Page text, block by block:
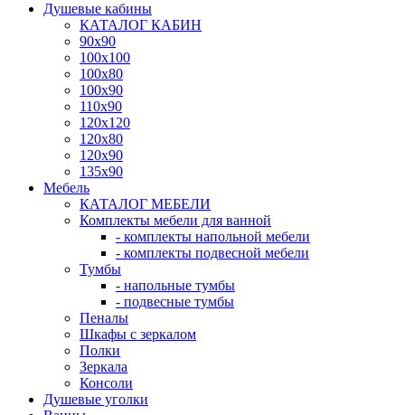
Душевые кабины
КАТАЛОГ КАБИН
90x90
100x100
100x80
100x90
110x90
120x120
120x80
120x90
135x90
Мебель
КАТАЛОГ МЕБЕЛИ
Комплекты мебели для ванной
- комплекты напольной мебели
- комплекты подвесной мебели
Тумбы
- напольные тумбы
- подвесные тумбы
Пеналы
Шкафы с зеркалом
Полки
Зеркала
Консоли
Душевые уголки